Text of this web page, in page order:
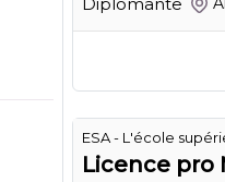
ESA - L'école
Licence pro